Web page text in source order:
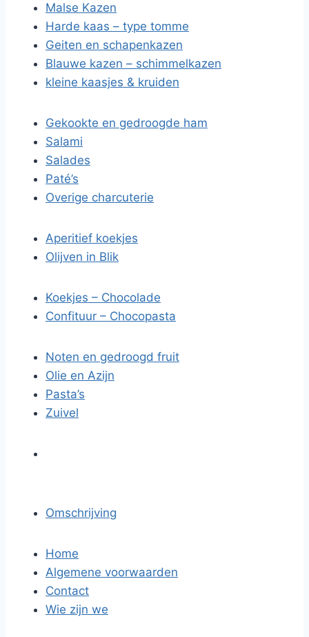
Malse Kazen
Harde kaas – type tomme
Geiten en schapenkazen
Blauwe kazen – schimmelkazen
kleine kaasjes & kruiden
Gekookte en gedroogde ham
Salami
Salades
Paté’s
Overige charcuterie
Aperitief koekjes
Olijven in Blik
Koekjes – Chocolade
Confituur – Chocopasta
Noten en gedroogd fruit
Olie en Azijn
Pasta’s
Zuivel
Omschrijving
Home
Algemene voorwaarden
Contact
Wie zijn we